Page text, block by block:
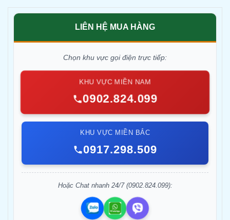
LIÊN HỆ MUA HÀNG
Chọn khu vực gọi điện trực tiếp:
KHU VỰC MIỀN NAM
0902.824.099
KHU VỰC MIỀN BẮC
0917.298.509
Hoặc Chat nhanh 24/7 (0902.824.099):